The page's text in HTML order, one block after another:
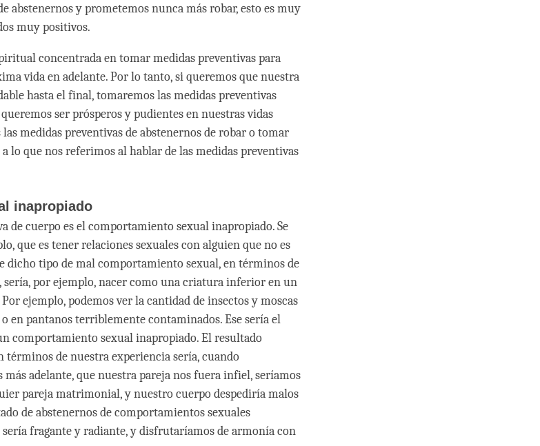
abstenernos y prometemos nunca más robar, esto es muy
muy positivos.
concentrada en tomar medidas preventivas para
vida en adelante. Por lo tanto, si queremos que nuestra
hasta el final, tomaremos las medidas preventivas
ser prósperos y pudientes en nuestras vidas
medidas preventivas de abstenernos de robar o tomar
a lo que nos referimos al hablar de las medidas preventivas
inapropiado
de cuerpo es el comportamiento sexual inapropiado. Se
que es tener relaciones sexuales con alguien que no es
dicho tipo de mal comportamiento sexual, en términos de
por ejemplo, nacer como una criatura inferior en un
ejemplo, podemos ver la cantidad de insectos y moscas
en pantanos terriblemente contaminados. Ese sería el
comportamiento sexual inapropiado. El resultado
términos de nuestra experiencia sería, cuando
adelante, que nuestra pareja nos fuera infiel, seríamos
pareja matrimonial, y nuestro cuerpo despediría malos
de abstenernos de comportamientos sexuales
fragante y radiante, y disfrutaríamos de armonía con